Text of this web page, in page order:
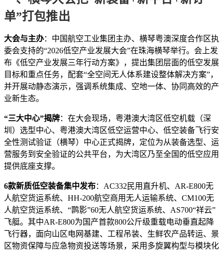
单”打包推出
大会与主办：中国航空工业集团主办、横琴粤澳深度合作区执
委会支持的“2026低空产业发展大会”在珠海横琴举行。会上发
布《低空产业发展三年行动方案》，提出集团层面的低空发展
目标和重点任务，配套“全空间无人体系建设整体解决方案”，
并开展动静态演示，强调系统集成、空地一体、协同高效的产
业新生态。
“三大中心”揭牌：在大会现场，粤港澳大湾区低空机载（深
圳）选型中心、粤港澳大湾区低空运营中心、低空装备飞行安
全性测试验证（横琴）中心正式揭牌，定位为从装备选型、运
营服务到安全验证的公共平台，为大湾区乃至全国的低空应用
提供底座支撑。
6款新质低空装备集中发布：AC332民用直升机、AR-E800无
人航空货运系统、HH-200航空商用无人运输系统、CM100无
人航空货运系统、“鹮影”60无人航空货运系统、AS700“祥云”
飞艇。其中AR-E800为国产首款800公斤级重载电动垂直起降
飞行器，面向山区电网基建、工程吊装、生鲜农产品转运、景
区物资保障与应急物资投送等场景，采用多旋翼构型与模块化